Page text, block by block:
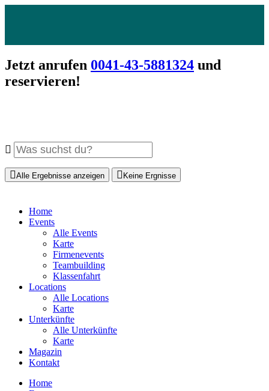
Jetzt anrufen 0041-43-5881324 und
reservieren!
Alle Ergebnisse anzeigen Keine Ergnisse
Home
Events
Alle Events
Karte
Firmenevents
Teambuilding
Klassenfahrt
Locations
Alle Locations
Karte
Unterkünfte
Alle Unterkünfte
Karte
Magazin
Kontakt
Home